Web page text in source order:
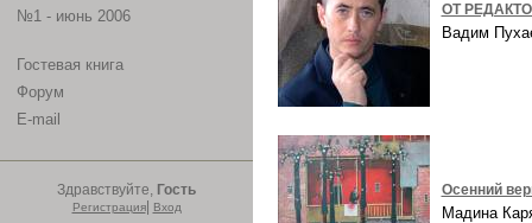
№1 - июнь 2006
Гостевая книга
Форум
E-mail
Здравствуйте, Гость
Регистрация| Вход
ОТ
Вадим
Осенний
Мадина